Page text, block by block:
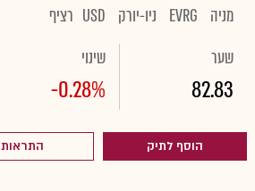
מניה
EVRG ניו-יורק USD רציף
שער
82.83
שינוי
-0.28%
הוסף לתיק התראות